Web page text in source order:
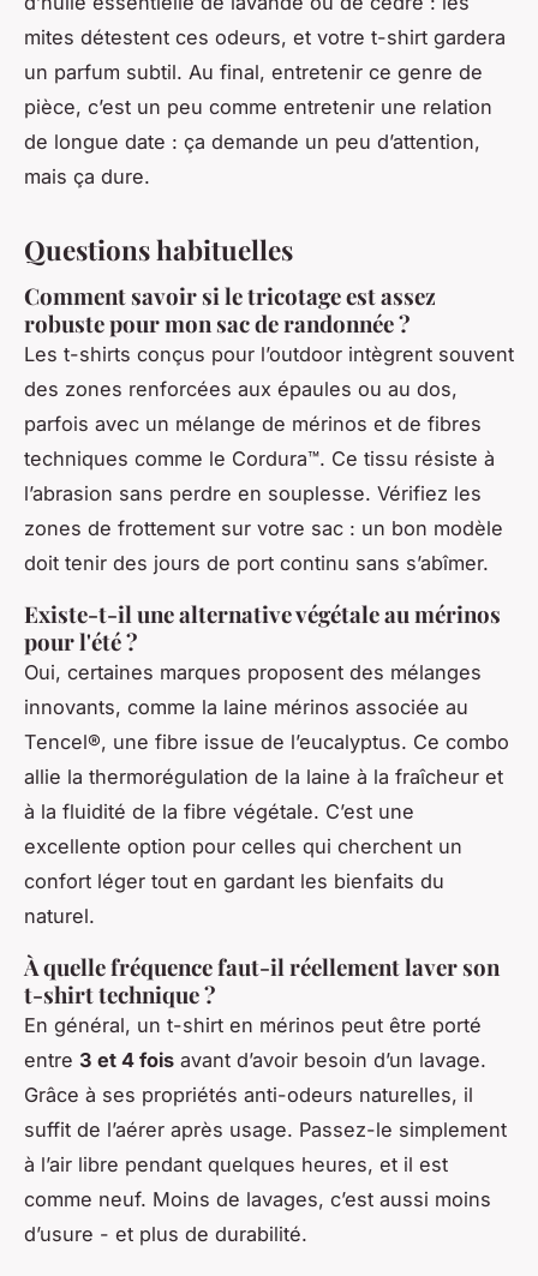
mites détestent ces odeurs, et votre t-shirt gardera
un parfum subtil. Au final, entretenir ce genre de
pièce, c’est un peu comme entretenir une relation
de longue date : ça demande un peu d’attention,
mais ça dure.
Questions habituelles
Comment savoir si le tricotage est assez
robuste pour mon sac de randonnée ?
Les t-shirts conçus pour l’outdoor intègrent souvent
des zones renforcées aux épaules ou au dos,
parfois avec un mélange de mérinos et de fibres
techniques comme le Cordura™. Ce tissu résiste à
l’abrasion sans perdre en souplesse. Vérifiez les
zones de frottement sur votre sac : un bon modèle
doit tenir des jours de port continu sans s’abîmer.
Existe-t-il une alternative végétale au mérinos
pour l'été ?
Oui, certaines marques proposent des mélanges
innovants, comme la laine mérinos associée au
Tencel®, une fibre issue de l’eucalyptus. Ce combo
allie la thermorégulation de la laine à la fraîcheur et
à la fluidité de la fibre végétale. C’est une
excellente option pour celles qui cherchent un
confort léger tout en gardant les bienfaits du
naturel.
À quelle fréquence faut-il réellement laver son
t-shirt technique ?
En général, un t-shirt en mérinos peut être porté
entre 3 et 4 fois avant d’avoir besoin d’un lavage.
Grâce à ses propriétés anti-odeurs naturelles, il
suffit de l’aérer après usage. Passez-le simplement
à l’air libre pendant quelques heures, et il est
comme neuf. Moins de lavages, c’est aussi moins
d’usure - et plus de durabilité.